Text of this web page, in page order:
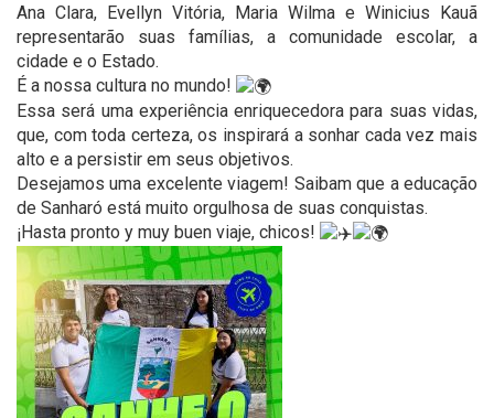
Ana Clara, Evellyn Vitória, Maria Wilma e Winicius Kauã
representarão suas famílias, a comunidade escolar, a
cidade e o Estado.
É a nossa cultura no mundo!
Essa será uma experiência enriquecedora para suas vidas,
que, com toda certeza, os inspirará a sonhar cada vez mais
alto e a persistir em seus objetivos.
Desejamos uma excelente viagem! Saibam que a educação
de Sanharó está muito orgulhosa de suas conquistas.
¡Hasta pronto y muy buen viaje, chicos!